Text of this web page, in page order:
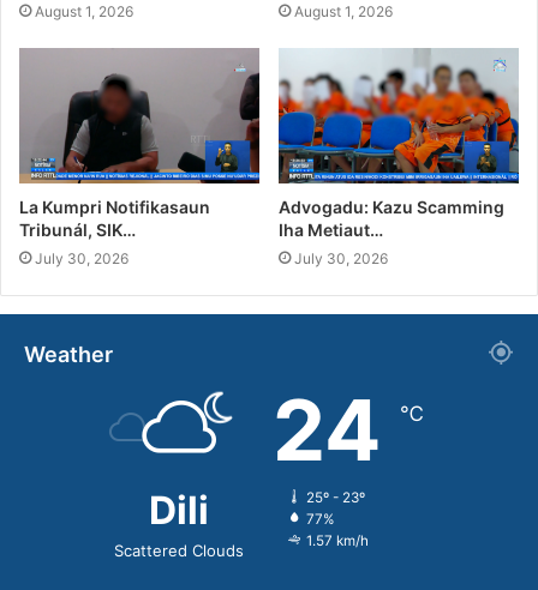
August 1, 2026 August 1, 2026
La Kumpri Notifikasaun
Tribunál, SIK…
July 30, 2026
Advogadu: Kazu Scamming
Iha Metiaut…
July 30, 2026
Weather
Dili
Scattered Clouds
24 ℃
25º - 23º
77%
1.57 km/h